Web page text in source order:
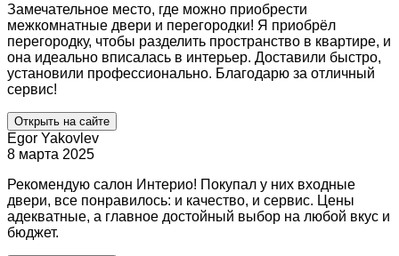
Замечательное место, где можно приобрести
межкомнатные двери и перегородки! Я приобрёл
перегородку, чтобы разделить пространство в квартире, и
она идеально вписалась в интерьер. Доставили быстро,
установили профессионально. Благодарю за отличный
сервис!
Открыть на сайте
Egor Yakovlev
8 марта 2025
Рекомендую салон Интерио! Покупал у них входные
двери, все понравилось: и качество, и сервис. Цены
адекватные, а главное достойный выбор на любой вкус и
бюджет.